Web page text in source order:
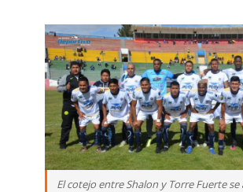
El cotejo entre Shalon y Torre Fuerte se